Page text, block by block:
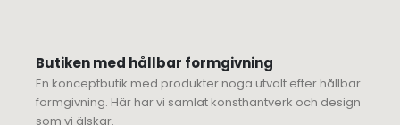
Butiken med hållbar formgivning
En konceptbutik med produkter noga utvalt efter hållbar
formgivning. Här har vi samlat konsthantverk och design
som vi älskar.